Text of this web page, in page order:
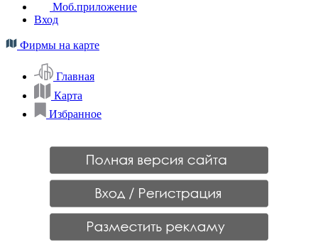
Моб.приложение
Вход
Фирмы на карте
Главная
Карта
Избранное